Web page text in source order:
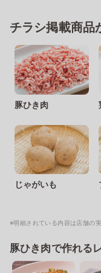
チラシ掲載商品
豚ひき肉
じゃがいも
※明細されている内容は店舗の
豚ひき肉で作れる